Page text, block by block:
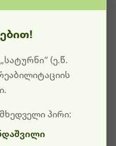
ამჟამად
და ტექნიკური
გმადლობთ
(ე.წ.
პირი: